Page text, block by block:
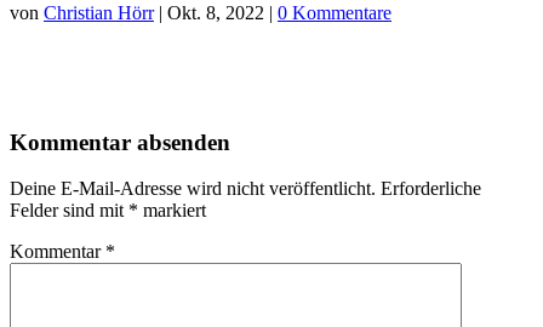
von Christian Hörr| Okt. 8, 2022 | 0 Kommentare
Kommentar absenden
Deine E-Mail-Adresse wird nicht veröffentlicht. Erforderliche
Felder sind mit * markiert
Kommentar *